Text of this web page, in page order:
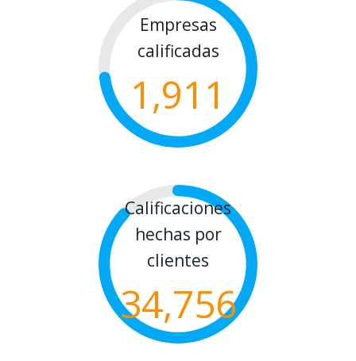
Empresas
calificadas
1,911
Calificaciones
hechas por
clientes
34,756